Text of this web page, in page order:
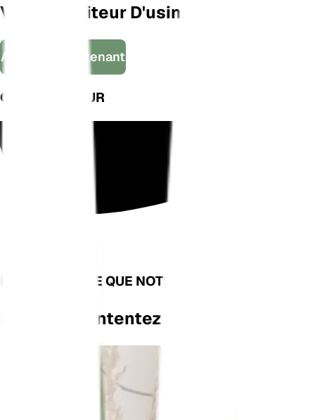
Votre Moniteur D'usine Connecté
Achetez maintenant
COMME VU SUR
DÉCOUVREZ CE QUE NOTRE PLANTFAM A À DIRE
Ne Vous Contentez Pas De Nous